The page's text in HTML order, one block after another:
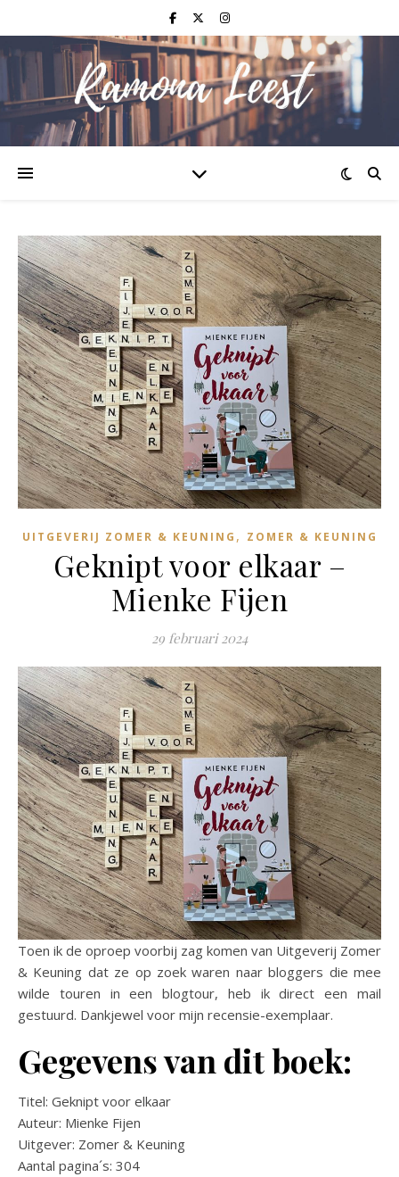
UITGEVERIJ ZOMER & KEUNING , ZOMER & KEUNING
Geknipt voor elkaar –
Mienke Fijen
29 februari 2024
Toen ik de oproep voorbij zag komen van Uitgeverij Zomer
& Keuning dat ze op zoek waren naar bloggers die mee
wilde touren in een blogtour, heb ik direct een mail
gestuurd. Dankjewel voor mijn recensie-exemplaar.
Gegevens van dit boek:
Titel: Geknipt voor elkaar
Auteur: Mienke Fijen
Uitgever: Zomer & Keuning
Aantal pagina´s: 304